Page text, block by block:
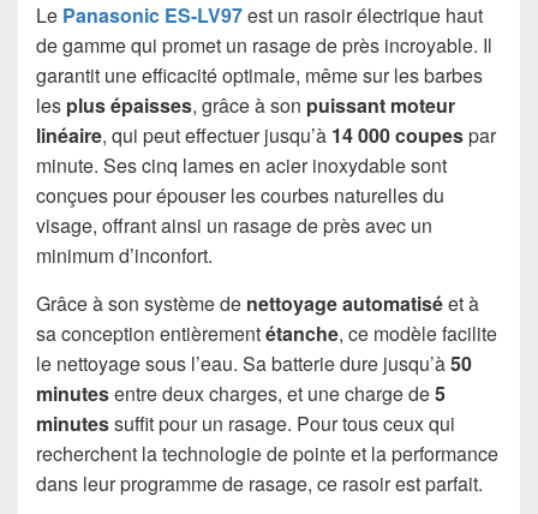
Le Panasonic ES-LV97est un rasoir électrique haut
de gamme qui promet un rasage de près incroyable. Il
garantit une efficacité optimale, même sur les barbes
les plus épaisses, grâce à son puissant moteur
linéaire, qui peut effectuer jusqu’à 14 000 coupespar
minute. Ses cinq lames en acier inoxydable sont
conçues pour épouser les courbes naturelles du
visage, offrant ainsi un rasage de près avec un
minimum d’inconfort.
Grâce à son système de nettoyage automatiséet à
sa conception entièrementétanche, ce modèle facilite
le nettoyage sous l’eau. Sa batterie dure jusqu’à50
minutesentre deux charges, et une charge de5
minutessuffit pour un rasage. Pour tous ceux qui
recherchent la technologie de pointe et la performance
dans leur programme de rasage, ce rasoir est parfait.